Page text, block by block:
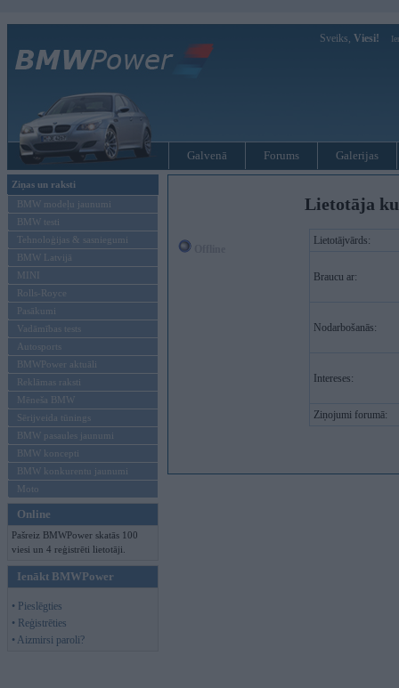
Sveiks, Viesi!
Galvenā Forums Galerijas
Ziņas un raksti
BMW modeļu jaunumi
BMW testi
Tehnoloģijas & sasniegumi
BMW Latvijā
MINI
Rolls-Royce
Pasākumi
Vadāmības tests
Autosports
BMWPower aktuāli
Reklāmas raksti
Mēneša BMW
Sērijveida tūnings
BMW pasaules jaunumi
BMW koncepti
BMW konkurentu jaunumi
Moto
Online
Pašreiz BMWPower skatās 100
viesi un 4 reģistrēti lietotāji.
Ienākt BMWPower
• Pieslēgties
• Reģistrēties
• Aizmirsi paroli?
Lietotāja
Lietotājvārds:
Braucu ar:
Nodarbošanās:
Intereses:
Ziņojumi forumā: